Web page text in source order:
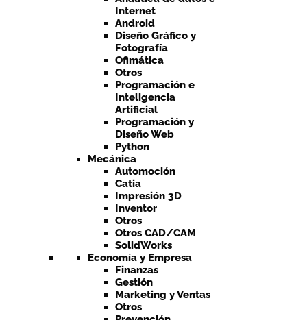
Internet
Android
Diseño Gráfico y
Fotografía
Ofimática
Otros
Programación e
Inteligencia
Artificial
Programación y
Diseño Web
Python
Mecánica
Automoción
Catia
Impresión 3D
Inventor
Otros
Otros CAD/CAM
SolidWorks
Economía y Empresa
Finanzas
Gestión
Marketing y Ventas
Otros